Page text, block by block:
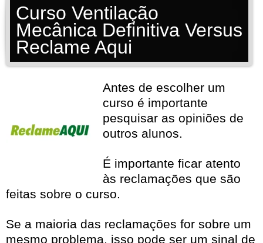
Curso Ventilação
Mecânica Definitiva Versus
Reclame Aqui
Antes de escolher um
curso é importante
pesquisar as opiniões de
outros alunos.
É importante ficar atento
às reclamações que são
feitas sobre o curso.
Se a maioria das reclamações for sobre um
mesmo problema, isso pode ser um sinal de